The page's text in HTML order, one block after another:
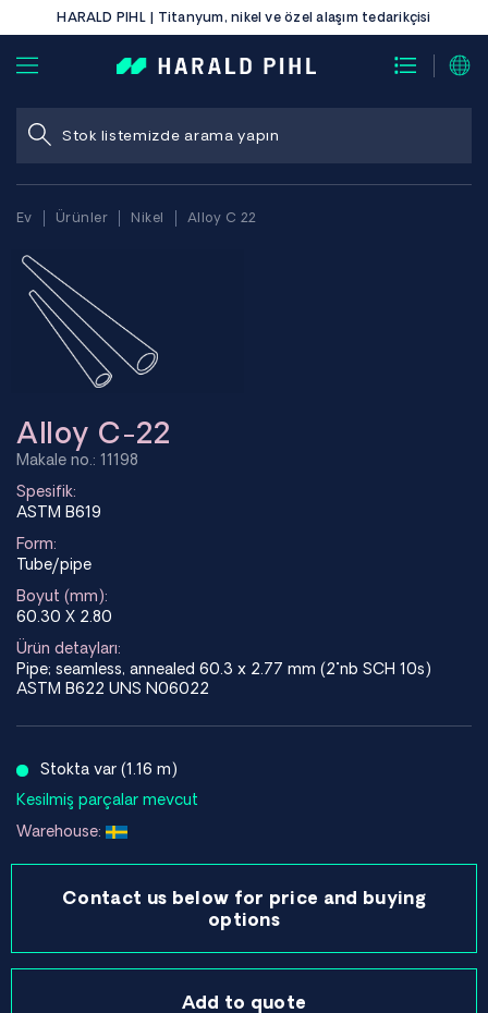
HARALD PIHL | Titanyum, nikel ve özel alaşım tedarikçisi
Ev Ürünler Nikel Alloy C 22
Alloy C-22
Makale no.: 11198
Spesifik:
ASTM B619
Form:
Tube/pipe
Boyut (mm):
60.30 X 2.80
Ürün detayları:
Pipe; seamless, annealed 60.3 x 2.77 mm (2"nb SCH 10s)
ASTM B622 UNS N06022
Stokta var (1.16 m)
Kesilmiş parçalar mevcut
Warehouse:
Contact us below for price and buying
options
Add to quote